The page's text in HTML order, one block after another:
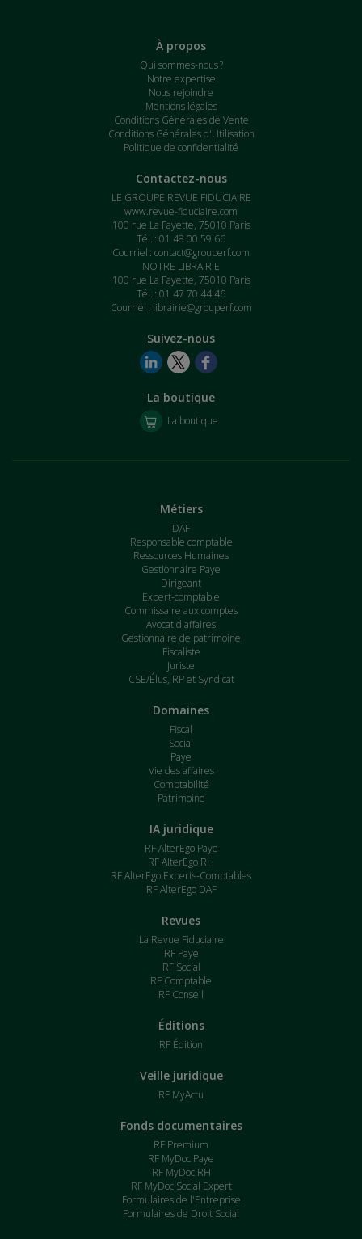
À propos
Qui sommes-nous ?
Notre expertise
Nous rejoindre
Mentions légales
Conditions Générales de Vente
Conditions Générales d'Utilisation
Politique de confidentialité
Contactez-nous
LE GROUPE REVUE FIDUCIAIRE
www.revue-fiduciaire.com
100 rue La Fayette, 75010 Paris
Tél. : 01 48 00 59 66
Courriel : contact@grouperf.com
NOTRE LIBRAIRIE
100 rue La Fayette, 75010 Paris
Tél. : 01 47 70 44 46
Courriel : librairie@grouperf.com
Suivez-nous
La boutique
La boutique
Métiers
DAF
Responsable comptable
Ressources Humaines
Gestionnaire Paye
Dirigeant
Expert-comptable
Commissaire aux comptes
Avocat d'affaires
Gestionnaire de patrimoine
Fiscaliste
Juriste
CSE/Élus, RP et Syndicat
Domaines
Fiscal
Social
Paye
Vie des affaires
Comptabilité
Patrimoine
IA juridique
RF AlterEgo Paye
RF AlterEgo RH
RF AlterEgo Experts-Comptables
RF AlterEgo DAF
Revues
La Revue Fiduciaire
RF Paye
RF Social
RF Comptable
RF Conseil
Éditions
RF Édition
Veille juridique
RF MyActu
Fonds documentaires
RF Premium
RF MyDoc Paye
RF MyDoc RH
RF MyDoc Social Expert
Formulaires de l'Entreprise
Formulaires de Droit Social